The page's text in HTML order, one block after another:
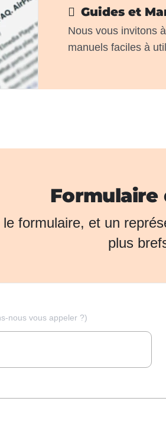
Guides et
Nous vous invitons
manuels faciles à
formulaire, et un
plus
nous vous appeler ?)